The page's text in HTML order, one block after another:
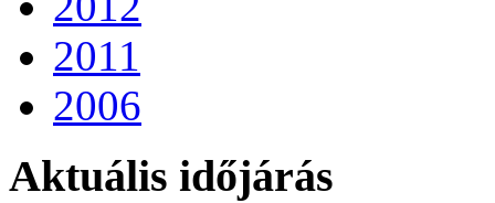
2011
2006
Aktuális időjárás